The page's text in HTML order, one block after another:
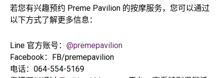
若您有兴趣预约 Preme Pavilion 的按摩服务，您可以通过
以下方式了解更多信息：
Line 官方账号： @premepavilion
Facebook：FB/premepavilion
电话：064-554-5169